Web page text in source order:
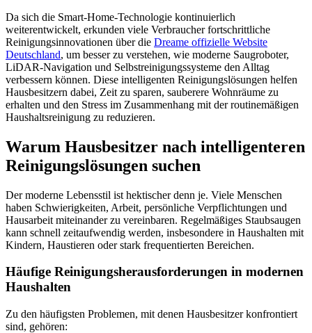
Da sich die Smart-Home-Technologie kontinuierlich
weiterentwickelt, erkunden viele Verbraucher fortschrittliche
Reinigungsinnovationen über die Dreame offizielle Website
Deutschland, um besser zu verstehen, wie moderne Saugroboter,
LiDAR-Navigation und Selbstreinigungssysteme den Alltag
verbessern können. Diese intelligenten Reinigungslösungen helfen
Hausbesitzern dabei, Zeit zu sparen, sauberere Wohnräume zu
erhalten und den Stress im Zusammenhang mit der routinemäßigen
Haushaltsreinigung zu reduzieren.
Warum Hausbesitzer nach intelligenteren
Reinigungslösungen suchen
Der moderne Lebensstil ist hektischer denn je. Viele Menschen
haben Schwierigkeiten, Arbeit, persönliche Verpflichtungen und
Hausarbeit miteinander zu vereinbaren. Regelmäßiges Staubsaugen
kann schnell zeitaufwendig werden, insbesondere in Haushalten mit
Kindern, Haustieren oder stark frequentierten Bereichen.
Häufige Reinigungsherausforderungen in modernen
Haushalten
Zu den häufigsten Problemen, mit denen Hausbesitzer konfrontiert
sind, gehören: